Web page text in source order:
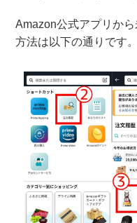
Amazon公式アプリか
方法は以下の通りです。